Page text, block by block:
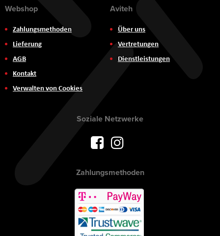
Webshop
Zahlungsmethoden
Lieferung
AGB
Kontakt
Verwalten von Cookies
Aviteh
Über uns
Vertretungen
Dienstleistungen
Soziale Netzwerke
Zahlungsmethoden